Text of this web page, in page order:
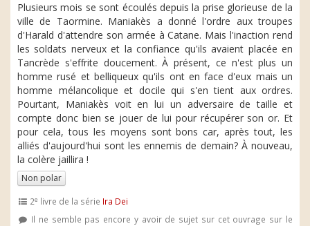
Plusieurs mois se sont écoulés depuis la prise glorieuse de la
ville de Taormine. Maniakès a donné l'ordre aux troupes
d'Harald d'attendre son armée à Catane. Mais l'inaction rend
les soldats nerveux et la confiance qu'ils avaient placée en
Tancrède s'effrite doucement. À présent, ce n'est plus un
homme rusé et belliqueux qu'ils ont en face d'eux mais un
homme mélancolique et docile qui s'en tient aux ordres.
Pourtant, Maniakès voit en lui un adversaire de taille et
compte donc bien se jouer de lui pour récupérer son or. Et
pour cela, tous les moyens sont bons car, après tout, les
alliés d'aujourd'hui sont les ennemis de demain? À nouveau,
la colère jaillira !
Non polar
2e livre de la série Ira Dei
Il ne semble pas encore y avoir de sujet sur cet ouvrage sur le